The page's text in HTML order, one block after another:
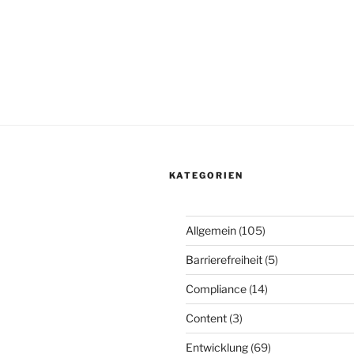
KATEGORIEN
Allgemein (105)
Barrierefreiheit (5)
Compliance (14)
Content (3)
Entwicklung (69)